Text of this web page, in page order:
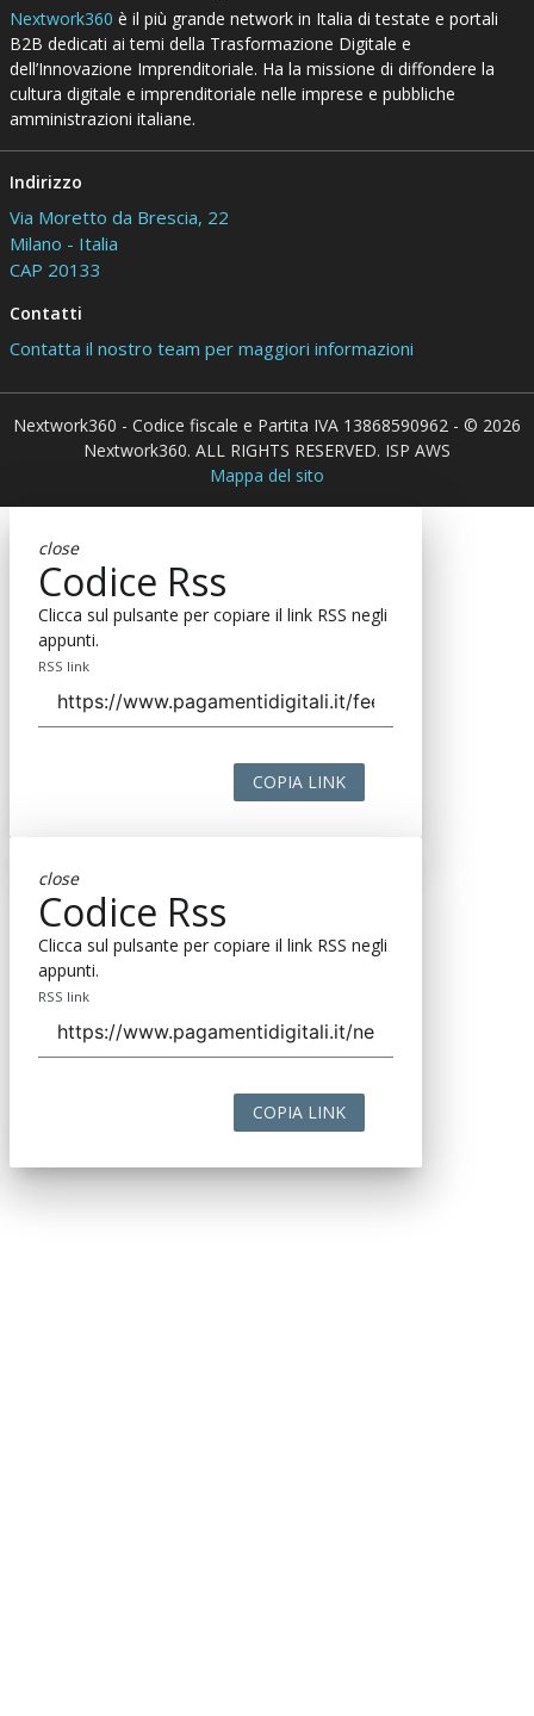
Nextwork360 è il più grande network in Italia di testate e portali
B2B dedicati ai temi della Trasformazione Digitale e
dell’Innovazione Imprenditoriale. Ha la missione di diffondere la
cultura digitale e imprenditoriale nelle imprese e pubbliche
amministrazioni italiane.
Indirizzo
Via Moretto da Brescia, 22
Milano - Italia
CAP 20133
Contatti
Contatta il nostro team per maggiori informazioni
Nextwork360 - Codice fiscale e Partita IVA 13868590962 - © 2026
Nextwork360. ALL RIGHTS RESERVED. ISP AWS
Mappa del sito
close
Codice Rss
Clicca sul pulsante per copiare il link RSS negli
appunti.
RSS link
COPIA LINK
close
Codice Rss
Clicca sul pulsante per copiare il link RSS negli
appunti.
RSS link
COPIA LINK